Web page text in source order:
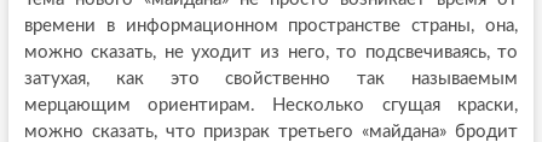
времени в информационном пространстве страны, она,
можно сказать, не уходит из него, то подсвечиваясь, то
затухая, как это свойственно так называемым
мерцающим ориентирам. Несколько сгущая краски,
можно сказать, что призрак третьего «майдана» бродит